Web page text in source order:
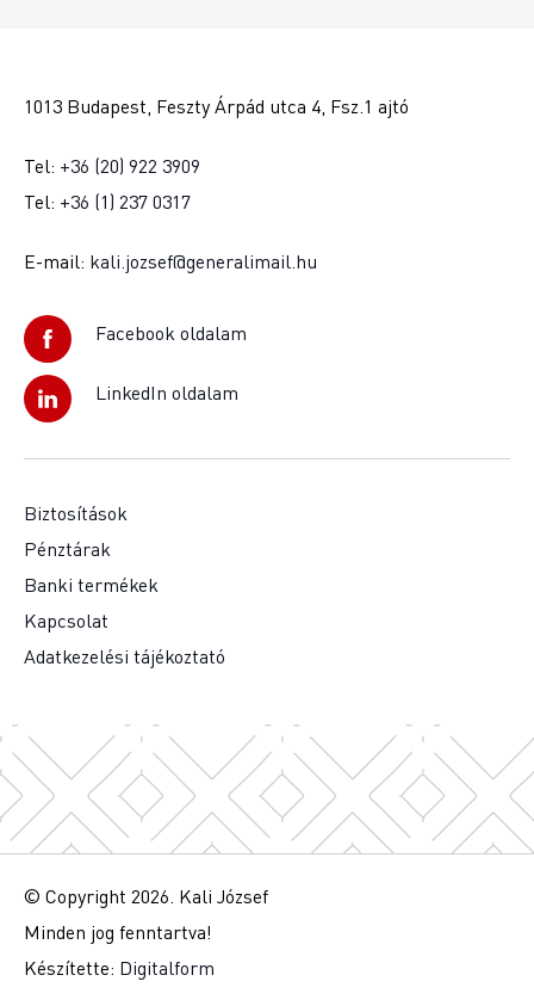
1013 Budapest, Feszty Árpád utca 4, Fsz.1 ajtó
Tel: +36 (20) 922 3909
Tel: +36 (1) 237 0317
E-mail: kali.jozsef@generalimail.hu
Facebook oldalam
LinkedIn oldalam
Biztosítások
Pénztárak
Banki termékek
Kapcsolat
Adatkezelési tájékoztató
© Copyright 2026. Kali József
Minden jog fenntartva!
Készítette: Digitalform